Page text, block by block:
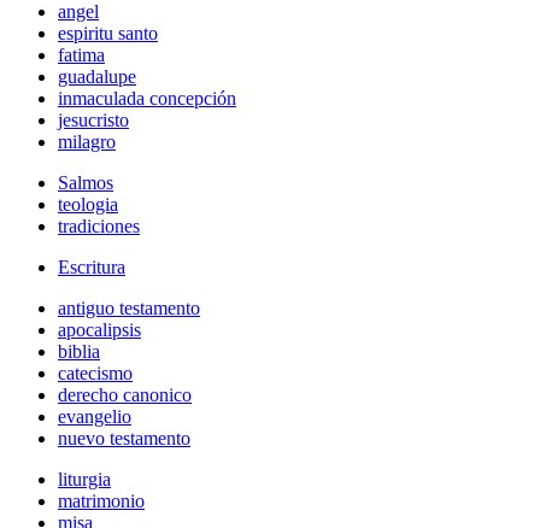
angel
espiritu santo
fatima
guadalupe
inmaculada concepción
jesucristo
milagro
Salmos
teologia
tradiciones
Escritura
antiguo testamento
apocalipsis
biblia
catecismo
derecho canonico
evangelio
nuevo testamento
liturgia
matrimonio
misa